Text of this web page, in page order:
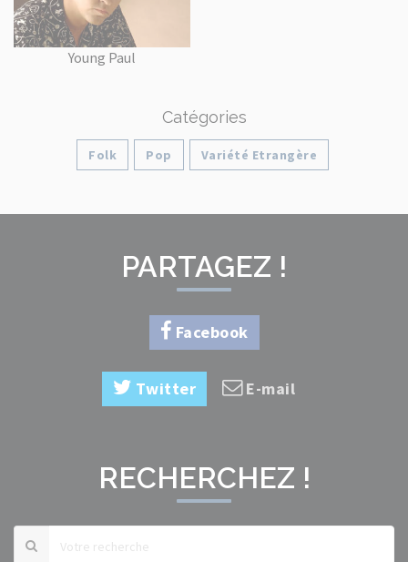
Young Paul
Catégories
Folk Pop Variété Etrangère
PARTAGEZ !
Facebook
Twitter E-mail
RECHERCHEZ !